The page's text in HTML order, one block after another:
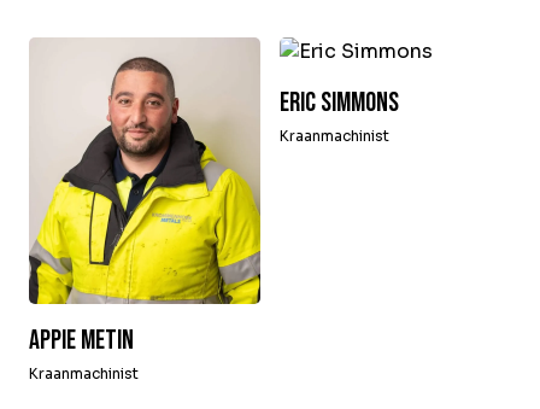
Appie Metin
Kraanmachinist
Eric Simmons
Kraanmachinist